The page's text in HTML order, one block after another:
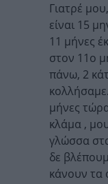
Γιατρέ
είναι 15
11 μήνες
στον 11ο
πάνω, 2
μήνες
κλάμα ,
γλώσσα
δε
κάνουν τα